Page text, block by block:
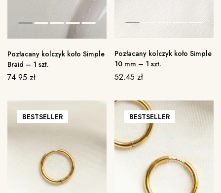
Pozłacany kolczyk koło Simple
Braid – 1 szt.
74.95 zł
Pozłacany kolczyk koło Simple
10 mm – 1 szt.
52.45 zł
BESTSELLER BESTSELLER